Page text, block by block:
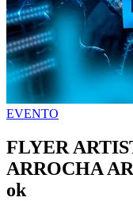
EVENTO
FLYER
ARROCHA
ok